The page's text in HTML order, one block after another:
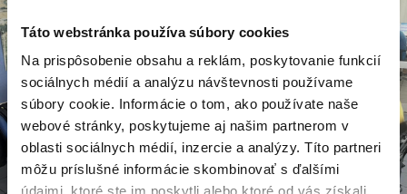
Táto webstránka používa súbory cookies
Na prispôsobenie obsahu a reklám, poskytovanie funkcií
sociálnych médií a analýzu návštevnosti používame
súbory cookie. Informácie o tom, ako používate naše
webové stránky, poskytujeme aj našim partnerom v
oblasti sociálnych médií, inzercie a analýzy. Títo partneri
môžu príslušné informácie skombinovať s ďalšími
údajmi, ktoré ste im poskytli alebo ktoré od vás získali,